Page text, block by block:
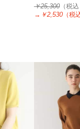
￥25,300（税
→ ￥2,530（税